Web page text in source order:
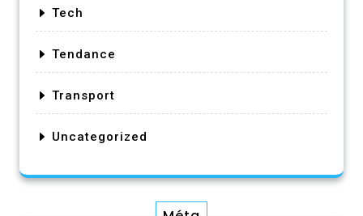
Tech
Tendance
Transport
Uncategorized